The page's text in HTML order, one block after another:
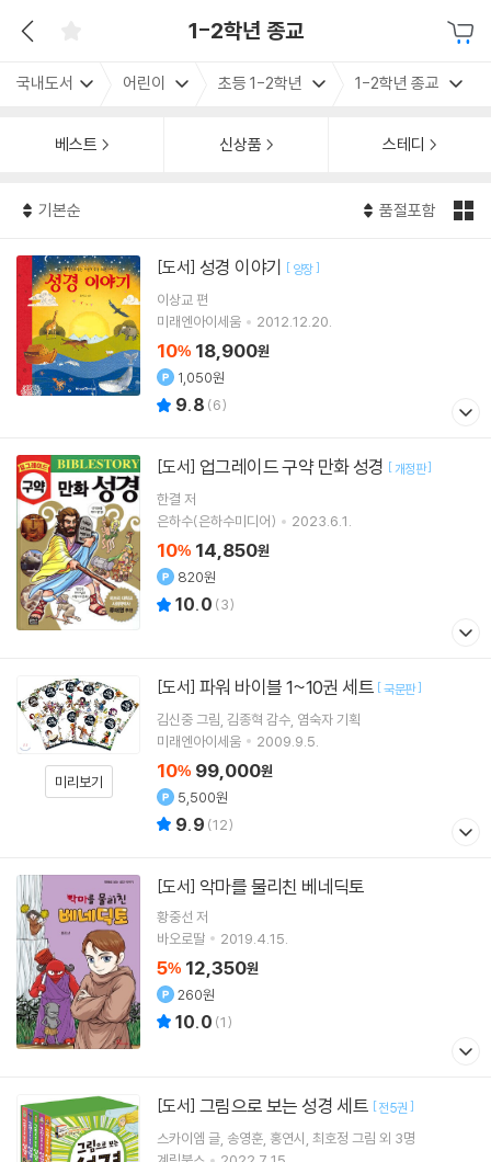
1-2학년 종교
국내도서 어린이 초등 1-2학년 1-2학년 종교
베스트 신상품 스테디
기본순 품절포함
[도서] 성경 이야기 [ 양장]
이상교 편
미래엔아이세움
2012.12.20.
10% 18,900원
1,050원
9.8 (6)
[도서] 업그레이드 구약 만화 성경 [개정판]
한결 저
은하수(은하수미디어)
2023.6.1.
10% 14,850원
820원
10.0 (3)
미리보기
[도서] 파워 바이블 1~10권 세트 [국문판]
김신중그림 김종혁 감수 염숙자기획
미래엔아이세움
2009.9.5.
10% 99,000원
5,500원
9.9 (12)
[도서] 악마를 물리친 베네딕토
황중선 저
바오로딸
2019.4.15.
5% 12,350원
260원
10.0 (1)
[도서] 그림으로 보는 성경 세트 [전5권 ]
스카이엠 글 송영훈 홍연시 최호정 그림 외 3명